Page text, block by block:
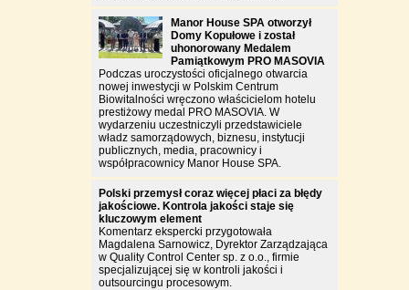
Manor House SPA otworzył
Domy Kopułowe i został
uhonorowany Medalem
Pamiątkowym PRO MASOVIA
Podczas uroczystości oficjalnego otwarcia
nowej inwestycji w Polskim Centrum
Biowitalności wręczono właścicielom hotelu
prestiżowy medal PRO MASOVIA. W
wydarzeniu uczestniczyli przedstawiciele
władz samorządowych, biznesu, instytucji
publicznych, media, pracownicy i
współpracownicy Manor House SPA.
Polski przemysł coraz więcej płaci za błędy
jakościowe. Kontrola jakości staje się
kluczowym element
Komentarz ekspercki przygotowała
Magdalena Sarnowicz, Dyrektor Zarządzająca
w Quality Control Center sp. z o.o., firmie
specjalizującej się w kontroli jakości i
outsourcingu procesowym.